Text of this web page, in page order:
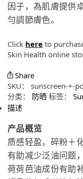
因子，為肌膚提供
勻調節膚色。
Click here to
Skin Health online
Share
SKU： sunscreen-+-
分类： 防晒 标签：
描述
产品概览
质感轻盈，碎粉＋
有助减少泛油问题
荷荷芭油成份有助